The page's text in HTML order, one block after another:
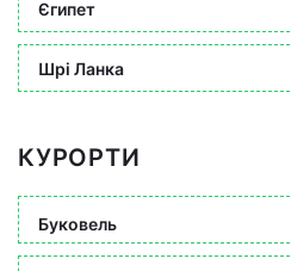
Єгипет
Шрі Ланка
КУРОРТИ
Буковель